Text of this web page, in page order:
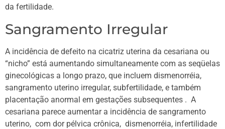
da fertilidade.
Sangramento Irregular
A incidência de defeito na cicatriz uterina da cesariana ou
“nicho” está aumentando simultaneamente com as seqüelas
ginecológicas a longo prazo, que incluem dismenorréia,
sangramento uterino irregular, subfertilidade, e também
placentação anormal em gestações subsequentes . A
cesariana parece aumentar a incidência de sangramento
uterino, com dor pélvica crônica, dismenorréia, infertilidade